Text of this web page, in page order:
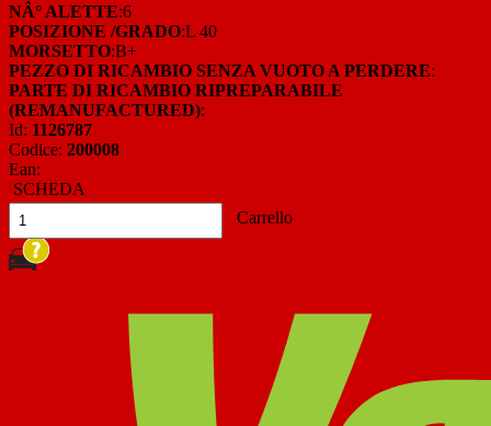
NÂ° ALETTE:6
POSIZIONE /GRADO:L 40
MORSETTO:B+
PEZZO DI RICAMBIO SENZA VUOTO A PERDERE:
PARTE DI RICAMBIO RIPREPARABILE
(REMANUFACTURED):
Id: 1126787
Codice: 200008
Ean:
SCHEDA
Carrello